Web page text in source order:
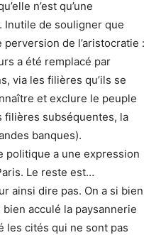
n’est qu’une
Inutile de souligner que
de l’aristocratie :
a été remplacé par
via les filières qu’ils se
et exclure le peuple
filières subséquentes, la
banques).
politique a une expression
Le reste est…
ainsi dire pas. On a si bien
acculé la paysannerie
les cités qui ne sont pas